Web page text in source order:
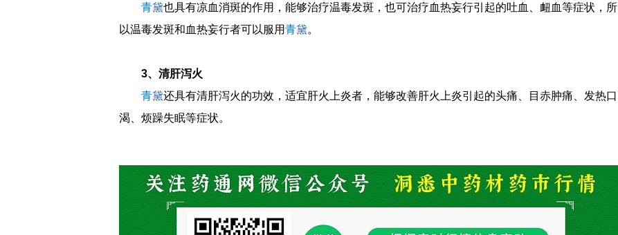
青黛也具有凉血消斑的作用，能够治疗温毒发斑，也可治疗血热妄行引起的吐血、衄血等症状，所
以温毒发斑和血热妄行者可以服用青黛。
3、清肝泻火
青黛还具有清肝泻火的功效，适宜肝火上炎者，能够改善肝火上炎引起的头痛、目赤肿痛、发热口
渴、烦躁失眠等症状。